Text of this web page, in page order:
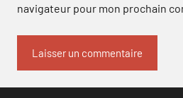
navigateur pour mon prochain